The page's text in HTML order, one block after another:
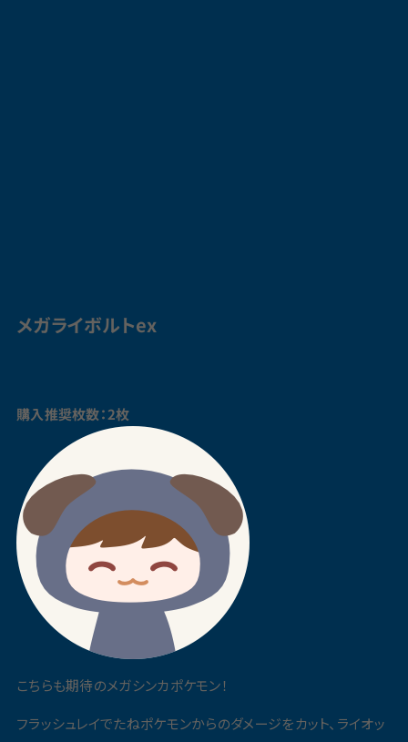
メガライボルトex
購入推奨枚数：2枚
こちらも期待のメガシンカポケモン！
フラッシュレイでたねポケモンからのダメージをカット、ライオッ